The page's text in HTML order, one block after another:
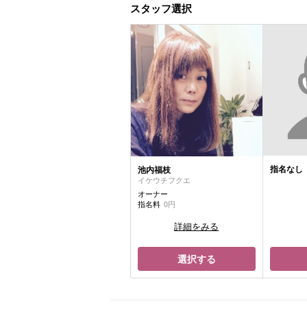
スタッフ選択
池内福枝
イケウチフクエ
オーナー
指名料 0円
詳細をみる
選択する
指名なし